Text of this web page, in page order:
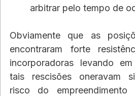
arbitrar pelo tempo de
Obviamente que as
encontraram forte
incorporadoras levando
tais rescisões oneravam
risco do